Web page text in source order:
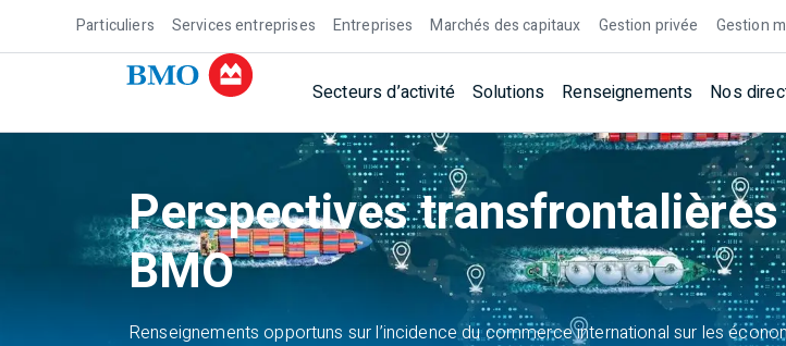
Particuliers Services entreprises Entreprises Marchés des capitaux Gestion privée Gestion
Secteurs d’activité Solutions Renseignements Nos
Perspectives
BMO
Renseignements opportuns sur l’incidence du commerce international sur les